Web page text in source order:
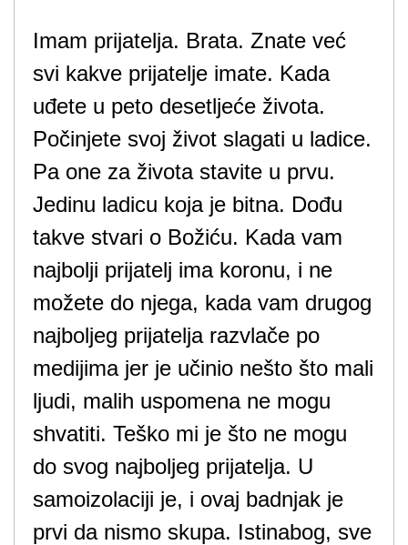
Imam prijatelja. Brata. Znate već
svi kakve prijatelje imate. Kada
uđete u peto desetljeće života.
Počinjete svoj život slagati u ladice.
Pa one za života stavite u prvu.
Jedinu ladicu koja je bitna. Dođu
takve stvari o Božiću. Kada vam
najbolji prijatelj ima koronu, i ne
možete do njega, kada vam drugog
najboljeg prijatelja razvlače po
medijima jer je učinio nešto što mali
ljudi, malih uspomena ne mogu
shvatiti. Teško mi je što ne mogu
do svog najboljeg prijatelja. U
samoizolaciji je, i ovaj badnjak je
prvi da nismo skupa. Istinabog, sve